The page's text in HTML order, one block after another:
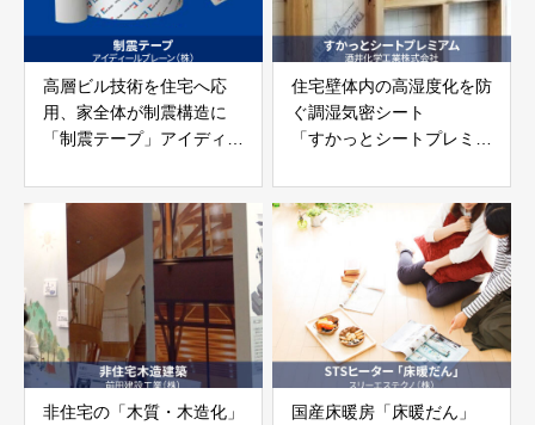
高層ビル技術を住宅へ応
用、家全体が制震構造に
「制震テープ」アイディー
住宅壁体内の高湿度化を防
ぐ調湿気密シート
「すかっとシートプレミア
酒井化学工業株式会社
非住宅の「木質・木造化」
国産床暖房「床暖だん」